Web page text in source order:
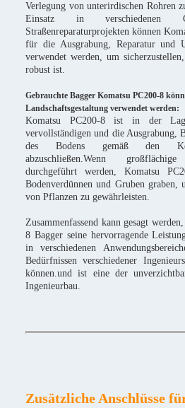
Verlegung von unterirdischen Rohren
Einsatz in verschiedenen
Straßenreparaturprojekten können
für die Ausgrabung, Reparatur und
verwendet werden, um
robust ist.
Gebrauchte Bagger Komatsu PC200-8
Landschaftsgestaltung verwendet werden:
Komatsu PC200-8 ist in der
vervollständigen und die Ausgrabung,
des Bodens gemäß den
abzuschließen.Wenn großflächige
durchgeführt werden, Komatsu
Bodenverdünnen und Gruben graben,
von Pflanzen zu gewährleisten.
Zusammenfassend kann gesagt
8 Bagger seine hervorragende
in verschiedenen
Bedürfnissen verschiedener
können.und ist eine der
Ingenieurbau.
Zusätzliche Anschlüsse